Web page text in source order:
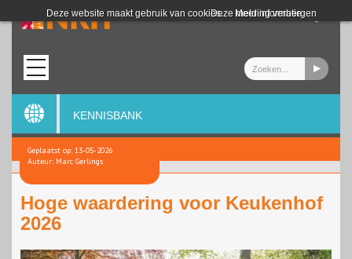
Deze website maakt gebruik van cookies. Meer informatie
Deze melding verbergen
Login
KENNISBANK
Geplaatst op: 13-05-2026
Auteur: Marc Gerlings
Hoge waardering voor Keukenhof
2026